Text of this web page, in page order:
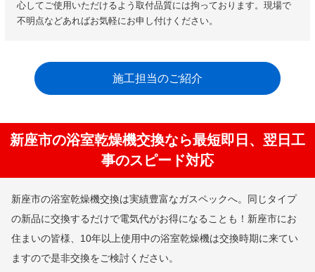
心してご使用いただけるよう取付品質には拘っております。現場で
不明点などあればお気軽にお申し付けください。
施工担当のご紹介
新座市の浴室乾燥機交換なら最短即日、翌日工
事のスピード対応
新座市の浴室乾燥機交換は実績豊富なガスペックへ。同じタイプ
の新品に交換するだけで電気代がお得になることも！新座市にお
住まいの皆様、10年以上使用中の浴室乾燥機は交換時期に来てい
ますので是非交換をご検討ください。